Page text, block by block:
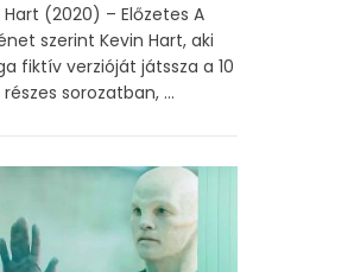
Hart (2020) – Előzetes A
szerint Kevin Hart, aki
fiktív verzióját játssza a 10
részes sorozatban, ...